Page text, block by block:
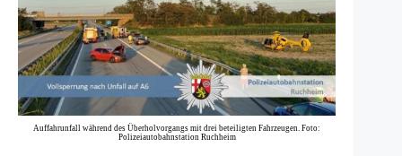
Auffahrunfall während des Überholvorgangs mit drei beteiligten Fahrzeugen. Foto:
Polizeiautobahnstation Ruchheim